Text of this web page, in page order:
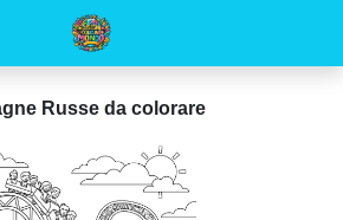
Russe da colorare